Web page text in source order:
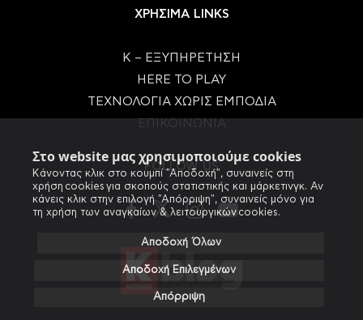
Στο website μας χρησιμοποιούμε cookies
Κάνοντας κλικ στο κουμπί "Αποδοχή", συναινείς στη
χρήση cookies για σκοπούς στατιστικής και μάρκετινγκ. Αν
κάνεις κλικ στην επιλογή "Απόρριψη", συναινείς μόνο για
τη χρήση των αναγκαίων & λειτουργικών cookies.
Αποδοχή Όλων
Αποδοχή Επιλεγμένων
Απόρριψη
ΧΡΗΣΙΜΑ LINKS
Κ – ΕΞΥΠΗΡΕΤΗΣΗ
HERE TO PLAY
ΤΕΧΝΟΛΟΓΙΑ ΧΩΡΙΣ ΕΜΠΟΔΙΑ
FOLLOW US